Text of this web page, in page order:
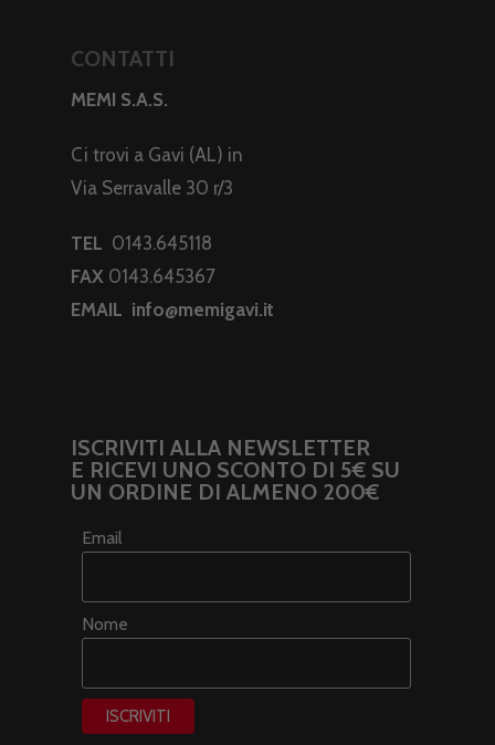
CONTATTI
MEMI S.A.S.
Ci trovi a Gavi (AL) in
Via Serravalle 30 r/3
TEL 0143.645118
FAX 0143.645367
EMAIL info@memigavi.it
ISCRIVITI ALLA NEWSLETTER
E RICEVI UNO SCONTO DI 5€ SU
UN ORDINE DI ALMENO 200€
Email
Nome